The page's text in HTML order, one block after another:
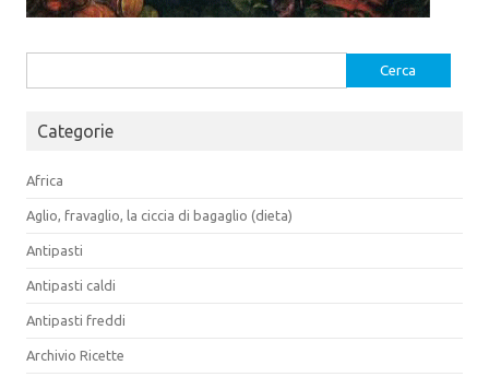
per:
Categorie
Africa
Aglio, fravaglio, la ciccia di bagaglio (dieta)
Antipasti
Antipasti caldi
Antipasti freddi
Archivio Ricette